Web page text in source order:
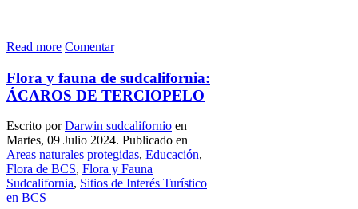
Read more Comentar
Flora y fauna de sudcalifornia:
ÁCAROS DE TERCIOPELO
Escrito porDarwin sudcalifornio en
Martes, 09 Julio 2024. Publicado en
Areas naturales protegidas, Educación,
Flora de BCS, Flora y Fauna
Sudcalifornia, Sitios de Interés Turístico
en BCS